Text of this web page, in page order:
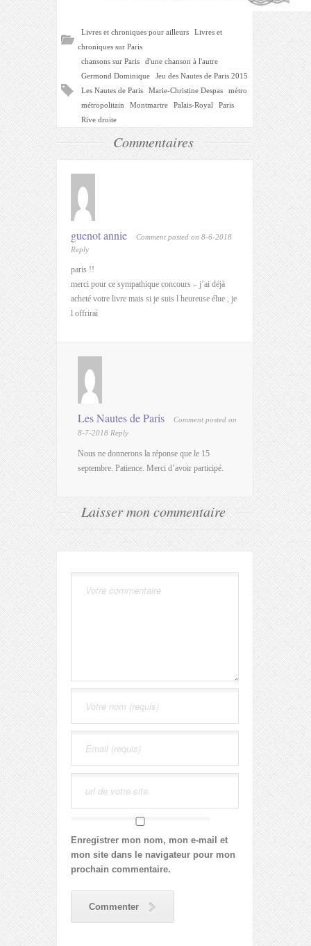
Livres et chroniques pour ailleurs
Livres et
chroniques sur Paris
chansons sur Paris
d'une chanson à l'autre
Germond Dominique
Jeu des Nautes de Paris 2015
Les Nautes de Paris
Marie-Christine Despas
métro
métropolitain
Montmartre Palais-Royal
Paris
Rive droite
Commentaires
guenot annie
Comment posted on 8-6-2018
Reply
paris !!
merci pour ce sympathique concours – j’ai déjà
acheté votre livre mais si je suis l heureuse élue , je
l offrirai
Les Nautes de Paris
Comment posted on
8-7-2018 Reply
Nous ne donnerons la réponse que le 15
septembre. Patience. Merci d’avoir participé.
Laisser mon commentaire
Enregistrer mon nom, mon e-mail et
mon site dans le navigateur pour mon
prochain commentaire.
Commenter